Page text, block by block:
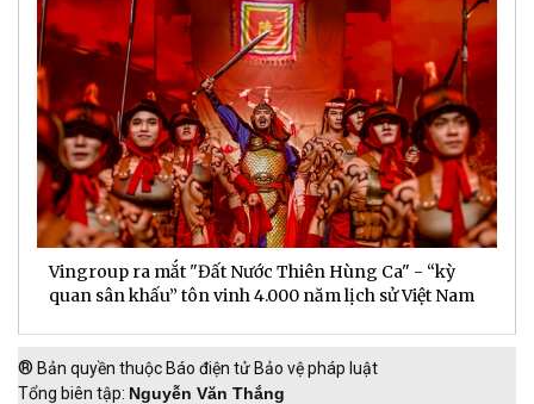
Sun Group ra mắt doanh nghiệp dịch vụ mặt đất tại
Phú Quốc
® Bản quyền thuộc Báo điện tử Bảo vệ pháp luật
Tổng biên tập: Nguyễn Văn Thắng